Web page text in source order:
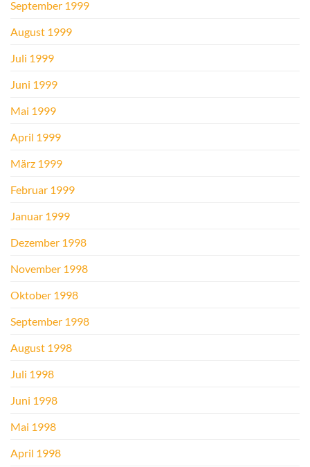
September 1999
August 1999
Juli 1999
Juni 1999
Mai 1999
April 1999
März 1999
Februar 1999
Januar 1999
Dezember 1998
November 1998
Oktober 1998
September 1998
August 1998
Juli 1998
Juni 1998
Mai 1998
April 1998